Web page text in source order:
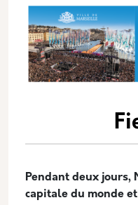
Pendant deux jours,
capitale du monde